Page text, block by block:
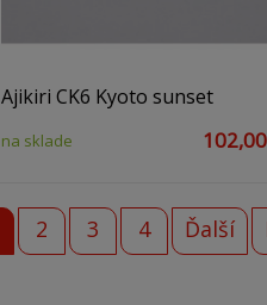
Ajikiri CK6 Kyoto sunset
na sklade
2 3 4 Ďalší